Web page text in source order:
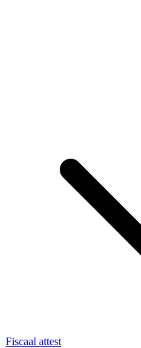
Fiscaal attest